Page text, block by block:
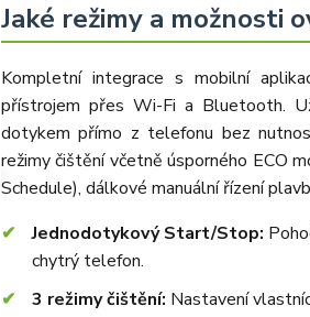
Jaké režimy a možnosti
Kompletní integrace s mobilní
přístrojem přes Wi-Fi a Bluetooth.
dotykem přímo z telefonu bez
režimy čištění včetně úsporného ECO
Schedule), dálkové manuální řízení
Jednodotykový Start/Stop:
chytrý telefon.
3 režimy čištění: Nastavení